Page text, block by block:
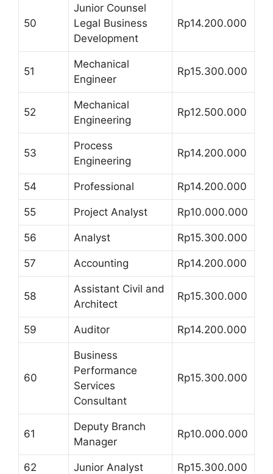
50
Junior Counsel
Legal Business
Development
Rp14.200.000
51
Mechanical
Engineer
Rp15.300.000
52
Mechanical
Engineering
Rp12.500.000
53
Process
Engineering
Rp14.200.000
54 Professional Rp14.200.000
55 Project Analyst Rp10.000.000
56 Analyst Rp15.300.000
57 Accounting Rp14.200.000
58
Assistant Civil and
Architect
Rp15.300.000
59 Auditor Rp14.200.000
60
Business
Performance
Services
Consultant
Rp15.300.000
61
Deputy Branch
Manager
Rp10.000.000
62 Junior Analyst Rp15.300.000